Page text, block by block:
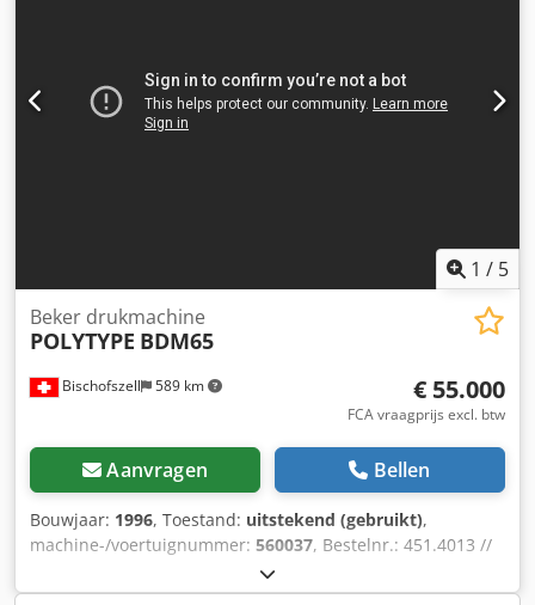
Max. bekerhoogte 130 mm Min. bekerhoogte 35 mm Max.
afschuining 10 graden Productiesnelheid afhankelijk van
bekerformaat, kwaliteit en grondstoffen bij UV-droging: tot
bedraagt 50 Hz.
1 / 5
Bischofszell 589 km
Beker drukmachine
POLYTYPE BDM65
€ 55.000
FCA vraagprijs excl. btw
Aanvragen Bellen
Bouwjaar: 1996, Toestand: uitstekend (gebruikt),
machine-/voertuignummer: 560037, Bestelnr.: 451.4013 //
Nr. 2620 Kleuren: 6 // Capaciteit: tot 36.000 kopjes per uur
Uitrusting / verdere details: Bestaat uit: - Stapeleenheid -